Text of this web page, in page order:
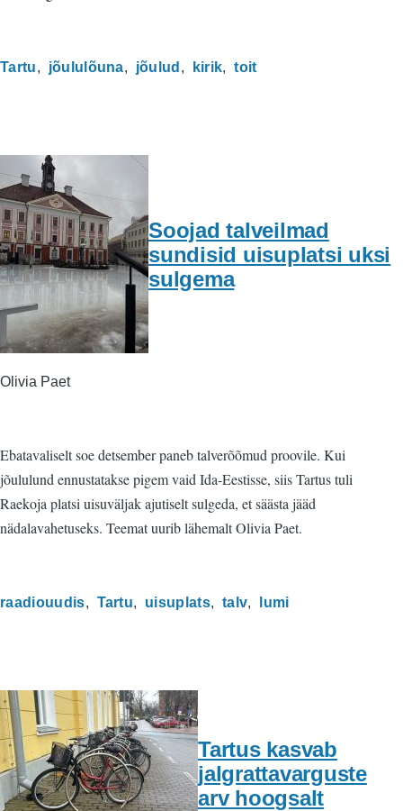
Tartu jõululõuna jõulud kirik toit
Soojad talveilmad
sundisid uisuplatsi uksi
sulgema
Olivia Paet
Ebatavaliselt soe detsember paneb talverõõmud proovile. Kui
jõululund ennustatakse pigem vaid Ida-Eestisse, siis Tartus tuli
Raekoja platsi uisuväljak ajutiselt sulgeda, et säästa jääd
nädalavahetuseks. Teemat uurib lähemalt Olivia Paet.
raadiouudis Tartu uisuplats talv lumi
Tartus kasvab
jalgrattavarguste
arv hoogsalt